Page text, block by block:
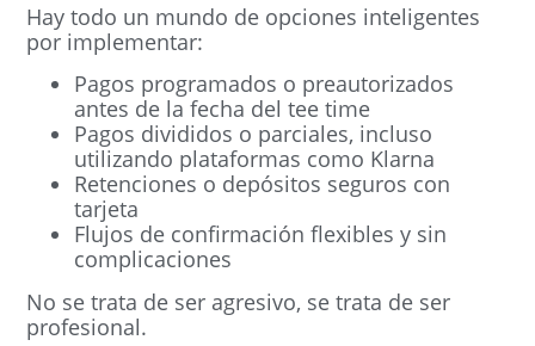
Hay todo un mundo de opciones inteligentes
por implementar:
Pagos programados o preautorizados
antes de la fecha del tee time
Pagos divididos o parciales, incluso
utilizando plataformas como Klarna
Retenciones o depósitos seguros con
tarjeta
Flujos de confirmación flexibles y sin
complicaciones
No se trata de ser agresivo, se trata de ser
profesional.